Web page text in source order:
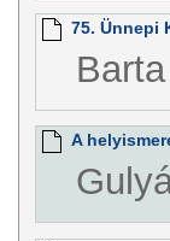
75. Ünnepi
A